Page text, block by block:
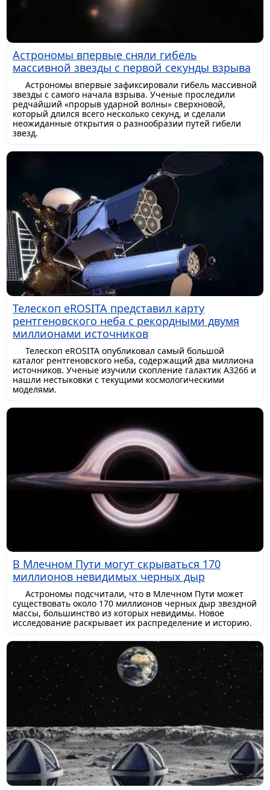
Астрономы впервые сняли гибель
массивной звезды с первой секунды взрыва
Астрономы впервые зафиксировали гибель массивной
звезды с самого начала взрыва. Ученые проследили
редчайший «прорыв ударной волны» сверхновой,
который длился всего несколько секунд, и сделали
неожиданные открытия о разнообразии путей гибели
звезд.
Телескоп eROSITA представил карту
рентгеновского неба с рекордными двумя
миллионами источников
Телескоп eROSITA опубликовал самый большой
каталог рентгеновского неба, содержащий два миллиона
источников. Ученые изучили скопление галактик A3266 и
нашли нестыковки с текущими космологическими
моделями.
В Млечном Пути могут скрываться 170
миллионов невидимых черных дыр
Астрономы подсчитали, что в Млечном Пути может
существовать около 170 миллионов черных дыр звездной
массы, большинство из которых невидимы. Новое
исследование раскрывает их распределение и историю.